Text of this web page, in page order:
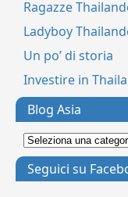
Ragazze
Ladyboy
Un po’ di storia
Investire in
Blog Asia
Seguici su